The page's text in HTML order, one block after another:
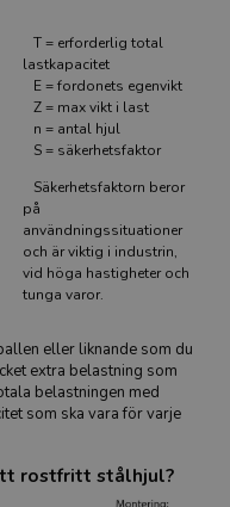
T = erforderlig total
lastkapacitet
E = fordonets egenvikt
Z = max vikt i last
n = antal hjul
S = säkerhetsfaktor
Säkerhetsfaktorn beror
på
användningssituationer
och är viktig i industrin,
vid höga hastigheter och
tunga varor.
eller liknande som du
extra belastning som
belastningen med
som ska vara för varje
rostfritt stålhjul?